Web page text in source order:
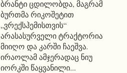
ბრანტი ცდილობდა, მაგრამ
ბურთმა რიკოშეტით
„ვრექსჰემისთვის“
არასასურველი ტრაქტორია
მიიღო და კარში ჩაეშვა.
ირაოლამ ამჯერადაც ნიუ
იორკში წაყვანილი...